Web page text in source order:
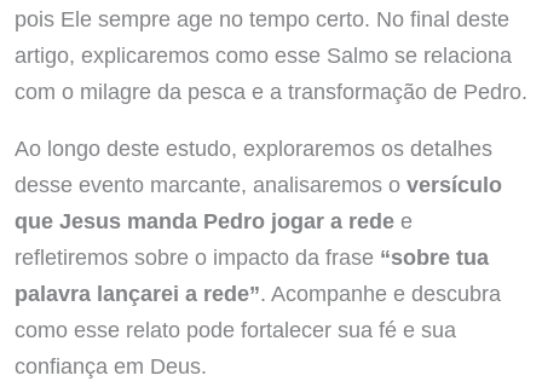
pois Ele sempre age no tempo certo. No final deste
artigo, explicaremos como esse Salmo se relaciona
com o milagre da pesca e a transformação de Pedro.
Ao longo deste estudo, exploraremos os detalhes
desse evento marcante, analisaremos o versículo
que Jesus manda Pedro jogar a redee
refletiremos sobre o impacto da frase “sobre tua
palavra lançarei a rede”. Acompanhe e descubra
como esse relato pode fortalecer sua fé e sua
confiança em Deus.